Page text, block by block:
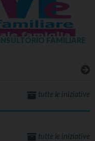
FAMILIARE
tutte le iniziative
tutte le iniziative